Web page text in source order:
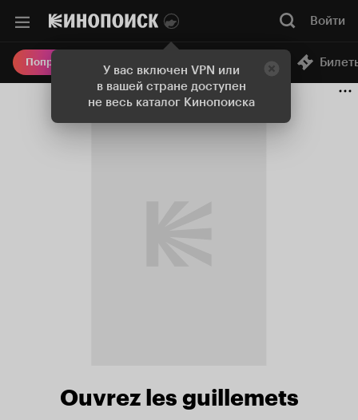
У вас включен VPN или
в вашей стране доступен
не весь каталог Кинопоиска
Войти
Попробовать Плюс Онлайн-кинотеатр
Ouvrez les guillemets